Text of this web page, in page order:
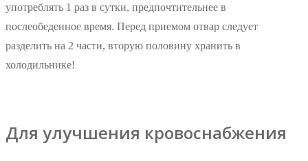
употреблять 1 раз в сутки, предпочтительнее в
послеобеденное время. Перед приемом отвар следует
разделить на 2 части, вторую половину хранить в
холодильнике!
Для улучшения кровоснабжения